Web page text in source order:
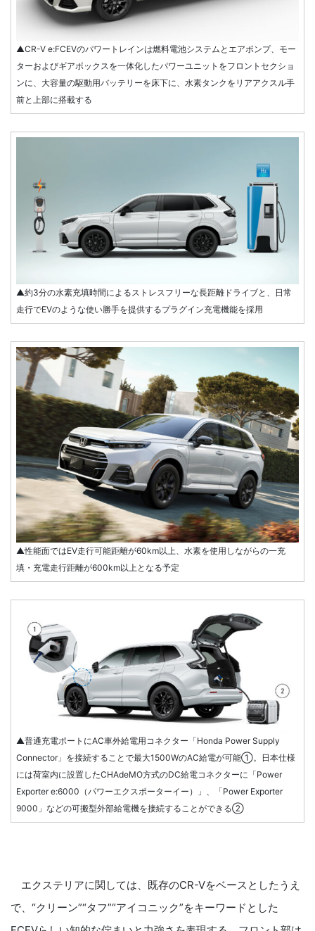
▲CR-V e:FCEVのパワートレインは燃料電池システムとエアポンプ、モー
ターおよびギアボックスを一体化したパワーユニットをフロントセクショ
ンに、大容量の駆動用バッテリーを床下に、水素タンクをリアアクスル手
前と上部に搭載する
▲約3分の水素充填時間によるストレスフリーな長距離ドライブと、日常
走行でEVのような使い勝手を提供するプラグイン充電機能を採用
▲性能面ではEV走行可能距離が60km以上、水素を使用しながらの一充
填・充電走行距離が600km以上となる予定
▲普通充電ポートにAC車外給電用コネクター「Honda Power Supply
Connector」を接続することで最大1500WのAC給電が可能①。日本仕様
には荷室内に設置したCHAdeMO方式のDC給電コネクターに「Power
Exporter e:6000（パワーエクスポーターイー）」、「Power Exporter
9000」などの可搬型外部給電機を接続することができる②
エクステリアに関しては、既存のCR-Vをベースとしたうえ
で、“クリーン”“タフ”“アイコニック”をキーワードとした